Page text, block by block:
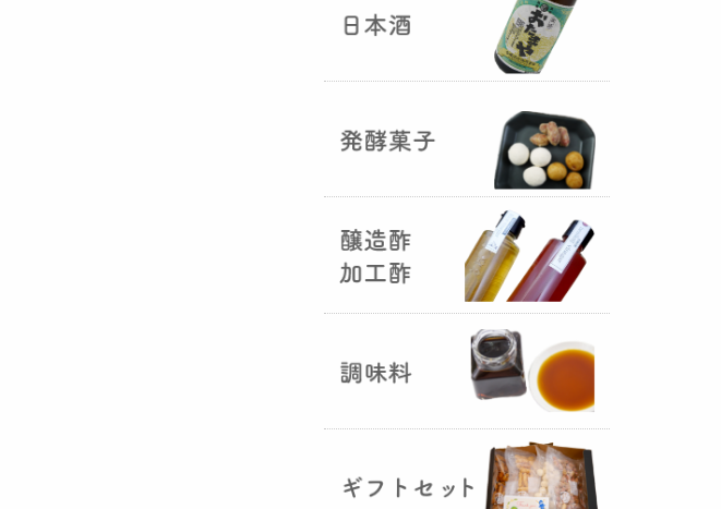
国産（熊本産）の大麦に白麹菌を
つけて丁寧に培養して『大麦白
』が完成しました！大麦麹から
の旨みと、白麹から生成される天
然のクエン酸（酸味）が良き製品
を創出してくれることです。塩麹
作りや米麹や大麦麹とブレンドし
ての味噌作りなど、次の食のステ
ージに・・・
R6年 クロ黒麹が出来ました
♪（2025年01月15日）